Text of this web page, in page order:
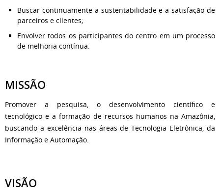
Buscar continuamente a sustentabilidade e a satisfação de
parceiros e clientes;
Envolver todos os participantes do centro em um processo
de melhoria contínua.
MISSÃO
Promover a pesquisa, o desenvolvimento científico e
tecnológico e a formação de recursos humanos na Amazônia,
buscando a excelência nas áreas de Tecnologia Eletrônica, da
Informação e Automação.
VISÃO